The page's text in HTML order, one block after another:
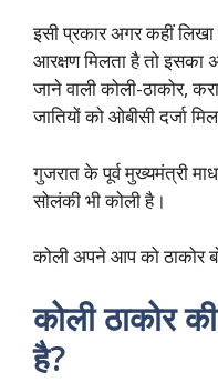
इसी प्रकार अगर कहीं लिखा
आरक्षण मिलता है तो इसका
जाने वाली कोली-ठाकोर,
जातियों को ओबीसी दर्जा
गुजरात के पूर्व मुख्यमंत्री
सोलंकी भी कोली है।
कोली अपने आप को ठाकोर
कोली ठाकोर
है?